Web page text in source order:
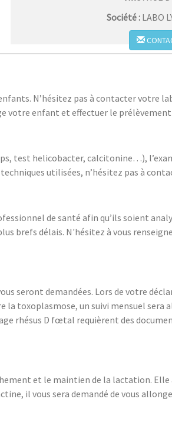
Société : LABO
N’hésitez pas à contacter votre
votre enfant et effectuer le
test helicobacter, calcitonine…),
utilisées, n’hésitez pas à
de santé afin qu’ils soient
brefs délais. N'hésitez à vous
seront demandées. Lors de votre
la toxoplasmose, un suivi mensuel sera
rhésus D fœtal requièrent des
et le maintien de la lactation.
il vous sera demandé de vous